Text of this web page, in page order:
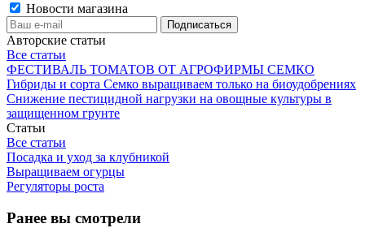
Новости магазина
Авторские статьи
Все статьи
ФЕСТИВАЛЬ ТОМАТОВ ОТ АГРОФИРМЫ СЕМКО
Гибриды и сорта Семко выращиваем только на биоудобрениях
Снижение пестицидной нагрузки на овощные культуры в
защищенном грунте
Статьи
Все статьи
Посадка и уход за клубникой
Выращиваем огурцы
Регуляторы роста
Ранее вы смотрели